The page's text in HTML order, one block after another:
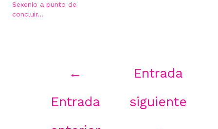
Sexenio a punto de
concluir…
←
Entrada
Entrada
siguiente